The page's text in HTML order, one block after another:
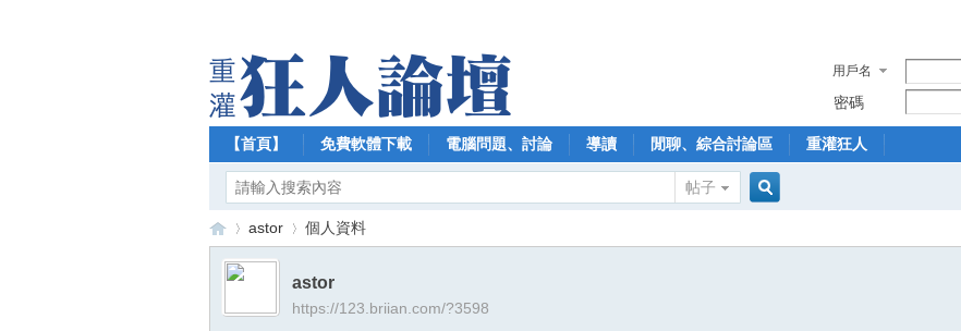
用戶名
密碼
【首頁】 免費軟體下載 電腦問題、討論 導讀 閒聊、綜合討論區 重灌狂人
帖子
›
astor 個人資料
astor
https://123.briian.com/?3598